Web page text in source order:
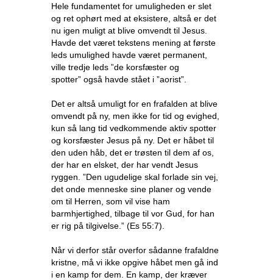
Hele fundamentet for umuligheden er slet
og ret ophørt med at eksistere, altså er det
nu igen muligt at blive omvendt til Jesus.
Havde det været tekstens mening at første
leds umulighed havde været permanent,
ville tredje leds ”de korsfæster og
spotter” også havde stået i ”aorist”.
Det er altså umuligt for en frafalden at blive
omvendt på ny, men ikke for tid og evighed,
kun så lang tid vedkommende aktiv spotter
og korsfæster Jesus på ny. Det er håbet til
den uden håb, det er trøsten til dem af os,
der har en elsket, der har vendt Jesus
ryggen. ”Den ugudelige skal forlade sin vej,
det onde menneske sine planer og vende
om til Herren, som vil vise ham
barmhjertighed, tilbage til vor Gud, for han
er rig på tilgivelse.” (Es 55:7).
Når vi derfor står overfor sådanne frafaldne
kristne, må vi ikke opgive håbet men gå ind
i en kamp for dem. En kamp, der kræver